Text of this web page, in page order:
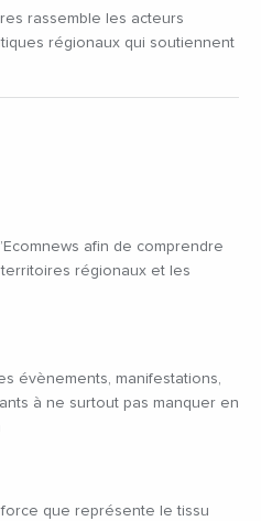
afin de comprendre
régionaux et les
évènements, manifestations,
à ne surtout pas manquer en
que représente le tissu
rassemble les acteurs
régionaux qui soutiennent